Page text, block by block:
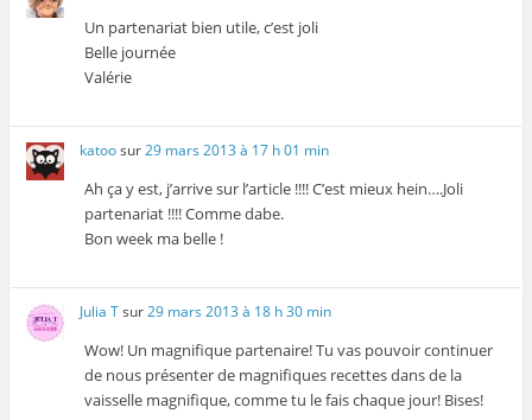
Un partenariat bien utile, c’est joli
Belle journée
Valérie
katoosur29 mars 2013 à 17 h 01 min
Ah ça y est, j’arrive sur l’article !!!! C’est mieux hein….Joli
partenariat !!!! Comme dabe.
Bon week ma belle !
Julia Tsur29 mars 2013 à 18 h 30 min
Wow! Un magnifique partenaire! Tu vas pouvoir continuer
de nous présenter de magnifiques recettes dans de la
vaisselle magnifique, comme tu le fais chaque jour! Bises!